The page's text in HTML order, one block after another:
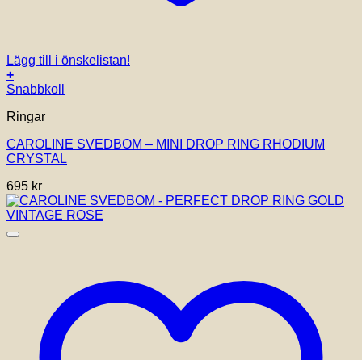
Lägg till i önskelistan!
+
Snabbkoll
Ringar
CAROLINE SVEDBOM – MINI DROP RING RHODIUM
CRYSTAL
695 kr